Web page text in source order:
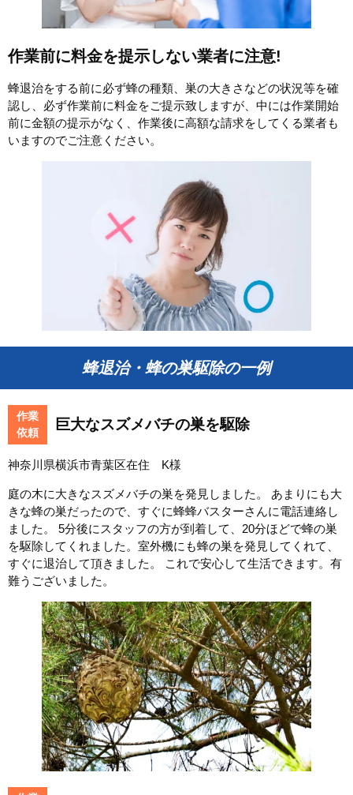
作業前に料金を提示しない業者に注意!
蜂退治をする前に必ず蜂の種類、巣の大きさなどの状況等を確
認し、必ず作業前に料金をご提示致しますが、中には作業開始
前に金額の提示がなく、作業後に高額な請求をしてくる業者も
いますのでご注意ください。
蜂退治・蜂の巣駆除の一例
作業
依頼
巨大なスズメバチの巣を駆除
神奈川県横浜市青葉区在住 K様
庭の木に大きなスズメバチの巣を発見しました。 あまりにも大
きな蜂の巣だったので、すぐに蜂蜂バスターさんに電話連絡し
ました。 5分後にスタッフの方が到着して、20分ほどで蜂の巣
を駆除してくれました。室外機にも蜂の巣を発見してくれて、
すぐに退治して頂きました。 これで安心して生活できます。有
難うございました。